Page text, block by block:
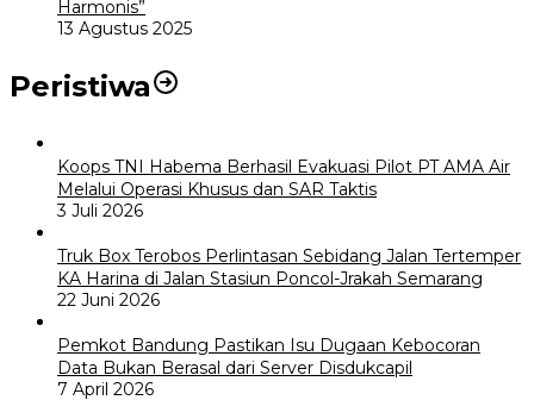
Harmonis”
13 Agustus 2025
Peristiwa
Koops TNI Habema Berhasil Evakuasi Pilot PT AMA Air
Melalui Operasi Khusus dan SAR Taktis
3 Juli 2026
Truk Box Terobos Perlintasan Sebidang Jalan Tertemper
KA Harina di Jalan Stasiun Poncol-Jrakah Semarang
22 Juni 2026
Pemkot Bandung Pastikan Isu Dugaan Kebocoran
Data Bukan Berasal dari Server Disdukcapil
7 April 2026